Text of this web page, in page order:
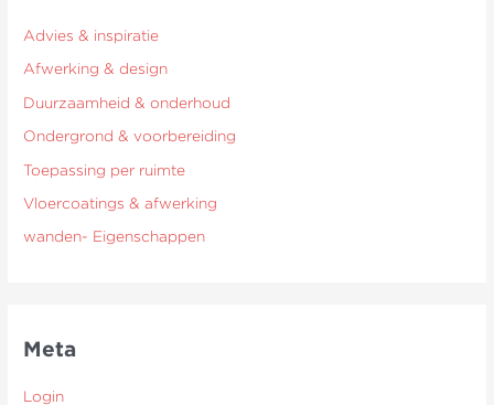
Advies & inspiratie
Afwerking & design
Duurzaamheid & onderhoud
Ondergrond & voorbereiding
Toepassing per ruimte
Vloercoatings & afwerking
wanden- Eigenschappen
Meta
Login